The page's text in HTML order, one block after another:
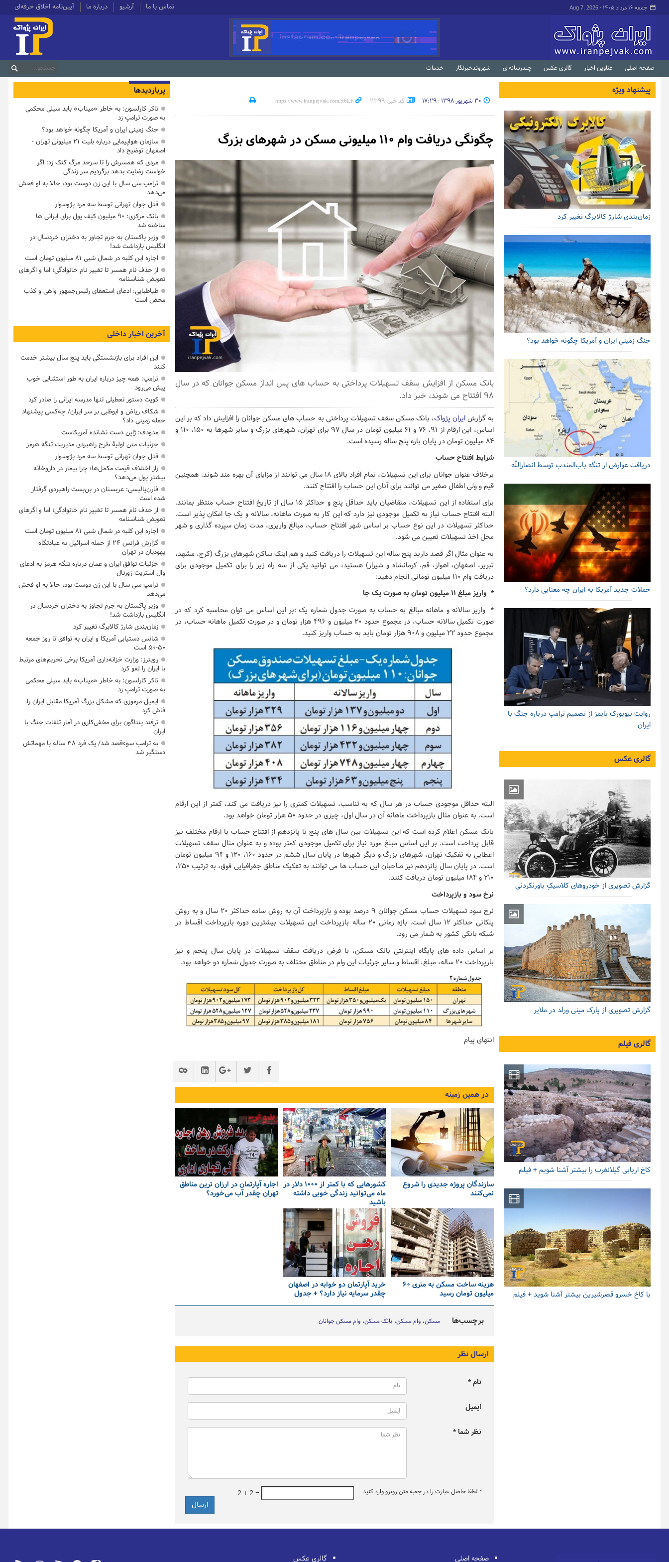
جمعه ۱۶ مرداد ۱۴۰۵ - Aug 7, 2026 تماس با ما آرشیو درباره ما آیین‌نامه اخلاق حرفه‌ای
صفحه اصلی عناوین اخبار گالری عکس چندرسانه‌ای شهروندخبرنگار خدمات
۳۰ شهریور ۱۳۹۸ - ۱۷:۲۹ کد خبر: 11399
چگونگی دریافت وام ۱۱۰ میلیونی مسکن در شهرهای بزرگ
بانک مسکن از افزایش سقف تسهیلات پرداختی به حساب های پس انداز مسکن جوانان که در سال
۹۸ افتتاح می شوند، خبر داد.
به گزارشایران پژواک، بانک مسکن سقف تسهیلات پرداختی به حساب های مسکن جوانان را افزایش داد که بر این
اساس، این ارقام از ۹۱، ۷۶ و ۶۱ میلیون تومان در سال ۹۷ برای تهران، شهرهای بزرگ و سایر شهرها به ۱۵۰، ۱۱۰ و
۸۴ میلیون تومان در پایان بازه پنج ساله رسیده است.
شرایط افتتاح حساب
برخلاف عنوان جوانان برای این تسهیلات، تمام افراد بالای ۱۸ سال می توانند از مزایای آن بهره مند شوند. همچنین
قیم و ولی اطفال صغیر می توانند برای آنان این حساب را افتتاح کنند.
برای استفاده از این تسهیلات، متقاضیان باید حداقل پنج و حداکثر ۱۵ سال از تاریخ افتتاح حساب منتظر بمانند.
البته افتتاح حساب نیاز به تکمیل موجودی نیز دارد که این کار به صورت ماهانه، سالانه و یک جا امکان پذیر است.
حداکثر تسهیلات در این نوع حساب بر اساس شهر افتتاح حساب، مبالغ واریزی، مدت زمان سپرده گذاری و شهر
محل اخذ تسهیلات تعیین می شود.
به عنوان مثال اگر قصد دارید پنج ساله این تسهیلات را دریافت کنید و هم اینک ساکن شهرهای بزرگ (کرج، مشهد،
تبریز، اصفهان، اهواز، قم، کرمانشاه و شیراز) هستید، می توانید یکی از سه راه زیر را برای تکمیل موجودی برای
دریافت وام ۱۱۰ میلیون تومانی انجام دهید:
* واریز مبلغ ۱۱ میلیون تومان به صورت یک جا
* واریز سالانه و ماهانه مبالغ به حساب به صورت جدول شماره یک :بر این اساس می توان محاسبه کرد که در
صورت تکمیل سالانه حساب، در مجموع حدود ۲۰ میلیون و ۴۹۶ هزار تومان و در صورت تکمیل ماهانه حساب، در
مجموع حدود ۲۲ میلیون و ۹۰۸ هزار تومان باید به حساب واریز کنید.
البته حداقل موجودی حساب در هر سال که به تناسب، تسهیلات کمتری را نیز دریافت می کند، کمتر از این ارقام
است. به عنوان مثال بازپرداخت ماهانه آن در سال اول، چیزی در حدود ۵۰ هزار تومان خواهد بود.
بانک مسکن اعلام کرده است که این تسهیلات بین سال های پنج تا پانزدهم از افتتاح حساب با ارقام مختلف نیز
قابل پرداخت است. بر این اساس مبلغ مورد نیاز برای تکمیل موجودی کمتر بوده و به عنوان مثال سقف تسهیلات
اعطایی به تفکیک تهران، شهرهای بزرگ و دیگر شهرها در پایان سال ششم در حدود ۱۶۰، ۱۲۰ و ۹۴ میلیون تومان
است. در پایان سال پانزدهم نیز صاحبان این حساب ها می توانند به تفکیک مناطق جغرافیایی فوق، به ترتیب ۲۵۰،
۲۱۰ و ۱۸۴ میلیون تومان دریافت کنند.
نرخ سود و بازپرداخت
نرخ سود تسهیلات حساب مسکن جوانان ۹ درصد بوده و بازپرداخت آن به روش ساده حداکثر ۲۰ سال و به روش
پلکانی حداکثر ۱۲ سال است. بازه زمانی ۲۰ ساله بازپرداخت این تسهیلات بیشترین دوره بازپرداخت اقساط در
شبکه بانکی کشور به شمار می رود.
بر اساس داده های پایگاه اینترنتی بانک مسکن، با فرض دریافت سقف تسهیلات در پایان سال پنجم و نیز
بازپرداخت ۲۰ ساله، مبلغ، اقساط و سایر جزئیات این وام در مناطق مختلف به صورت جدول شماره دو خواهد بود.
انتهای پیام
در همین زمینه
سازندگان پروژه جدیدی را شروع
نمی‌کنند
کشورهایی که با کمتر از ۱۰۰۰ دلار در
ماه می‌توانید زندگی خوبی داشته
باشید
اجاره آپارتمان در ارزان ترین مناطق
تهران چقدر آب می‌خورد؟
هزینه ساخت مسکن به متری ۶۰
میلیون تومان رسید
خرید آپارتمان دو خوابه در اصفهان
چقدر سرمایه نیاز دارد؟ + جدول
برچسب‌ها مسکن وام مسکن بانک مسکن وام مسکن جوانان
ارسال نظر
نام *
ایمیل
نظر شما *
* لطفا حاصل عبارت را در جعبه متن روبرو وارد کنید 2 + 2 =
پیشنهاد ویژه
زمان‌بندی شارژ کالابرگ تغییر کرد
جنگ زمینی ایران و آمریکا چگونه خواهد بود؟
دریافت عوارض از تنگه باب‌المندب توسط انصاراللّه
حملات جدید آمریکا به ایران چه معنایی دارد؟
روایت نیویورک تایمز از تصمیم ترامپ درباره جنگ با
ایران
گالری عکس
گزارش تصویری از خودروهای کلاسیکِ باورنکردنی
گزارش تصویری از پارک مینی ورلد در ملایر
گالری فیلم
کاخ اربابی گیلانغرب را بیشتر آشنا شویم + فیلم
با کاخ خسرو قصرشیرین بیشتر آشنا شوید + فیلم
پربازدیدها
تاکر کارلسون: به خاطر «میناب» باید سیلی محکمی
به صورت ترامپ زد
جنگ زمینی ایران و آمریکا چگونه خواهد بود؟
سازمان هواپیمایی درباره بلیت ۲۱ میلیونی تهران -
اصفهان توضیح داد
مردی که همسرش را تا سرحد مرگ کتک زد: اگر
خواست رضایت بدهد برگردیم سر زندگی
ترامپ سی سال با این زن دوست بود، حالا به او فحش
می‌دهد
قتل جوان تهرانی توسط سه مرد پژوسوار
بانک مرکزی: ۹۰ میلیون کیف پول برای ایرانی ها
ساخته شد
وزیر پاکستان به جرم تجاوز به دختران خردسال در
انگلیس بازداشت شد!
اجاره این کلبه در شمال شبی ۸۱ میلیون تومان است
از حذف نام همسر تا تغییر نام خانوادگی؛ اما و اگرهای
تعویض شناسنامه
طباطبایی: ادعای استعفای رئیس‌جمهور واهی و کذب
محض است
آخرین اخبار داخلی
این افراد برای بازنشستگی باید پنج سال بیشتر خدمت
کنند
ترامپ: همه چیز درباره ایران به طور استثنایی خوب
پیش می‌رود
کویت دستور تعطیلی تنها مدرسه ایرانی را صادر کرد
شکاف ریاض و ابوظبی بر سر ایران/ چه‌کسی پیشنهاد
حمله زمینی داد؟
مدودف: ژاپن دست نشانده آمریکاست
جزئیات متن اولیۀ طرح راهبردی مدیریت تنگه هرمز
قتل جوان تهرانی توسط سه مرد پژوسوار
راز اختلاف قیمت مکمل‌ها؛ چرا بیمار در داروخانه
بیشتر پول می‌دهد؟
فارن‌پالیسی: عربستان در بن‌بست راهبردی گرفتار
شده است
از حذف نام همسر تا تغییر نام خانوادگی؛ اما و اگرهای
تعویض شناسنامه
اجاره این کلبه در شمال شبی ۸۱ میلیون تومان است
گزارش فرانس ۲۴ از حمله اسرائیل به عبادتگاه
یهودیان در تهران
جزئیات توافق ایران و عمان درباره تنگه هرمز به ادعای
وال استریت ژورنال
ترامپ سی سال با این زن دوست بود، حالا به او فحش
می‌دهد
وزیر پاکستان به جرم تجاوز به دختران خردسال در
انگلیس بازداشت شد!
زمان‌بندی شارژ کالابرگ تغییر کرد
شانس دستیابی آمریکا و ایران به توافق تا روز جمعه
۵۰-۵۰ است
رویترز: وزارت خزانه‌داری آمریکا برخی تحریم‌های مرتبط
با ایران را لغو کرد
تاکر کارلسون: به خاطر «میناب» باید سیلی محکمی
به صورت ترامپ زد
ایمیل مرموزی که مشکل بزرگ آمریکا مقابل ایران را
فاش کرد
ترفند پنتاگون برای مخفی‌کاری در آمار تلفات جنگ با
ایران
به ترامپ سوءقصد شد/ یک فرد ۳۸ ساله با مهماتش
دستگیر شد
صفحه اصلی گالری عکس